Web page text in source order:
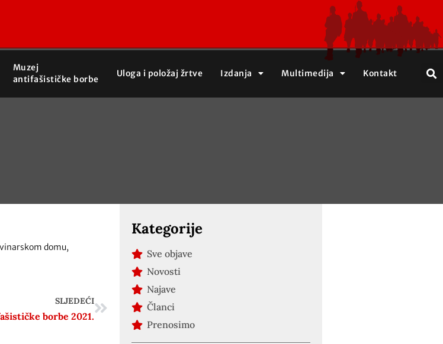
Muzej
antifašističke borbe
Uloga i položaj žrtve Izdanja Multimedija Kontakt
domu,
SLJEDEĆI
borbe 2021.
Kategorije
Sve objave
Novosti
Najave
Članci
Prenosimo